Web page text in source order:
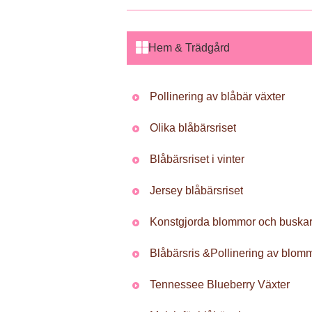
Hem & Trädgård
Pollinering av blåbär växter
Olika blåbärsriset
Blåbärsriset i vinter
Jersey blåbärsriset
Konstgjorda blommor och buskar
Blåbärsris &Pollinering av
Tennessee Blueberry Växter